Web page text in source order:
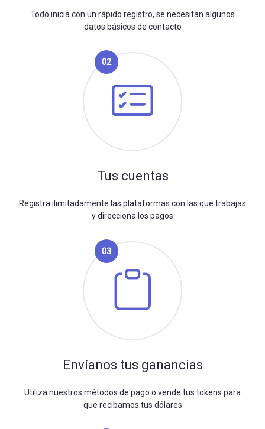
Todo inicia con un rápido registro, se necesitan algunos
datos básicos de contacto
02
Tus cuentas
Registra ilimitadamente las plataformas con las que trabajas
y direcciona los pagos
03
Envíanos tus ganancias
Utiliza nuestros métodos de pago o vende tus tokens para
que recibamos tus dólares